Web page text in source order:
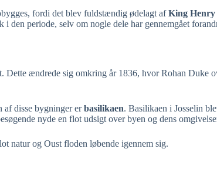
fordi det blev fuldstændig ødelagt afKing Henry
den periode, selv om nogle dele har gennemgået
Dette ændrede sig omkring år 1836, hvor Rohan Duke
af disse bygninger erbasilikaen. Basilikaen i Josselin
nyde en flot udsigt over byen og dens
natur og Oust floden løbende igennem sig.